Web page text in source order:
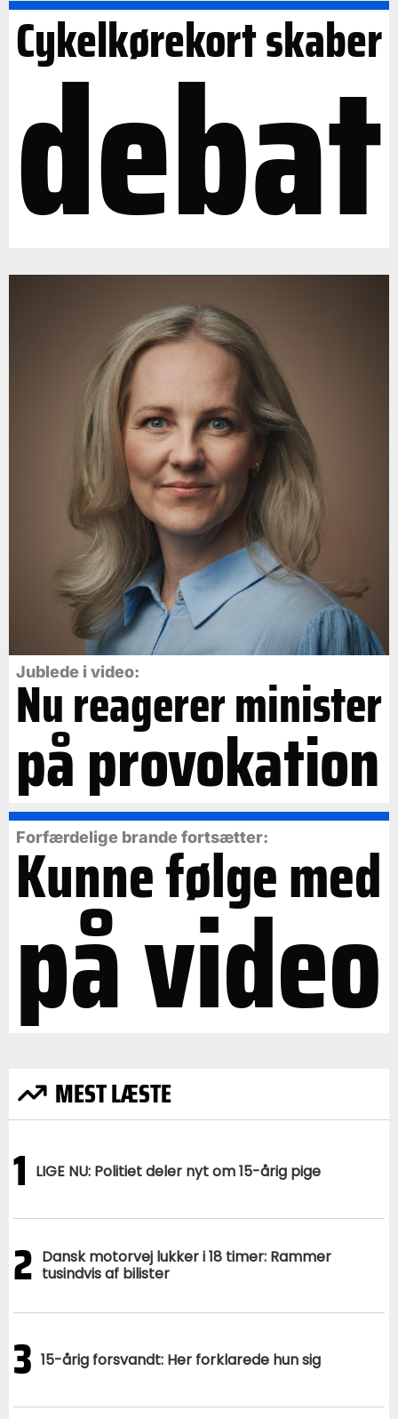
Cykelkørekort skaber
debat
Jublede i video:
Nu reagerer minister
på provokation
Forfærdelige brande fortsætter:
Kunne følge med
på video
MEST LÆSTE
1 LIGE NU: Politiet deler nyt om 15-årig pige
2 Dansk motorvej lukker i 18 timer: Rammer
tusindvis af bilister
3 15-årig forsvandt: Her forklarede hun sig